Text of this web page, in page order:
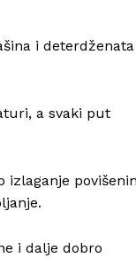
i deterdženata
a svaki put
izlaganje
i dalje dobro